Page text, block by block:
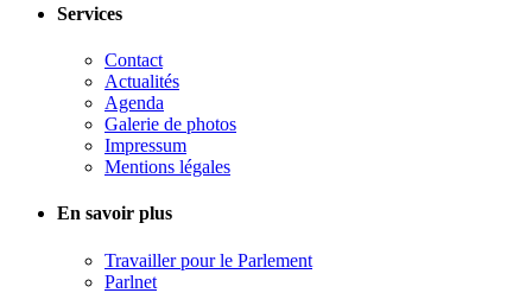
Services
Contact
Actualités
Agenda
Galerie de photos
Impressum
Mentions légales
En savoir plus
Travailler pour le Parlement
Parlnet